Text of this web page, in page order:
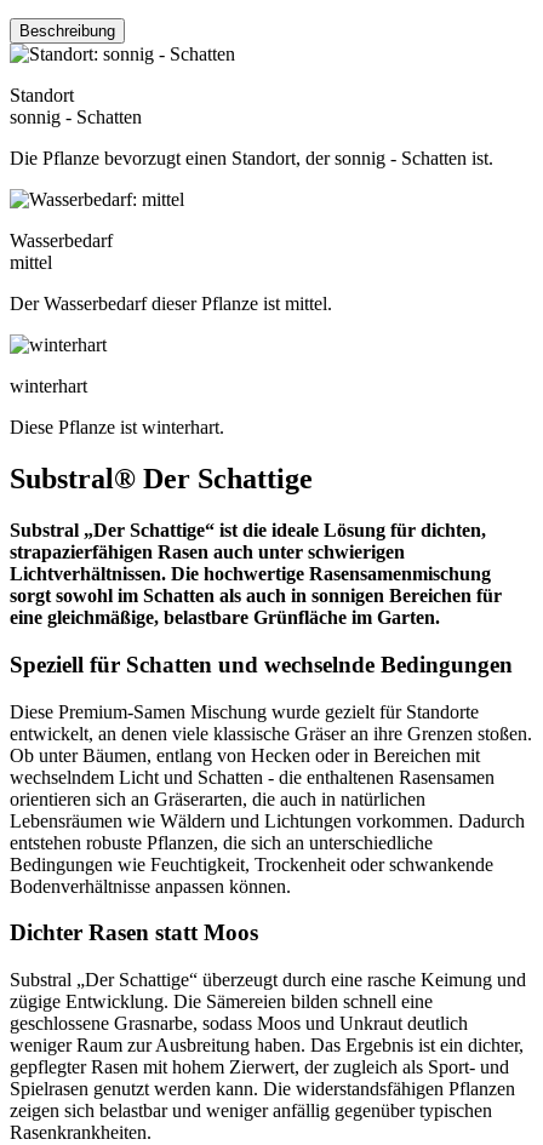
Beschreibung
Standort
sonnig - Schatten
Die Pflanze bevorzugt einen Standort, der sonnig - Schatten ist.
Wasserbedarf
mittel
Der Wasserbedarf dieser Pflanze ist mittel.
winterhart
Diese Pflanze ist winterhart.
Substral® Der Schattige
Substral „Der Schattige“ ist die ideale Lösung für dichten,
strapazierfähigen Rasen auch unter schwierigen
Lichtverhältnissen. Die hochwertige Rasensamenmischung
sorgt sowohl im Schatten als auch in sonnigen Bereichen für
eine gleichmäßige, belastbare Grünfläche im Garten.
Speziell für Schatten und wechselnde Bedingungen
Diese Premium-Samen Mischung wurde gezielt für Standorte
entwickelt, an denen viele klassische Gräser an ihre Grenzen stoßen.
Ob unter Bäumen, entlang von Hecken oder in Bereichen mit
wechselndem Licht und Schatten - die enthaltenen Rasensamen
orientieren sich an Gräserarten, die auch in natürlichen
Lebensräumen wie Wäldern und Lichtungen vorkommen. Dadurch
entstehen robuste Pflanzen, die sich an unterschiedliche
Bedingungen wie Feuchtigkeit, Trockenheit oder schwankende
Bodenverhältnisse anpassen können.
Dichter Rasen statt Moos
Substral „Der Schattige“ überzeugt durch eine rasche Keimung und
zügige Entwicklung. Die Sämereien bilden schnell eine
geschlossene Grasnarbe, sodass Moos und Unkraut deutlich
weniger Raum zur Ausbreitung haben. Das Ergebnis ist ein dichter,
gepflegter Rasen mit hohem Zierwert, der zugleich als Sport- und
Spielrasen genutzt werden kann. Die widerstandsfähigen Pflanzen
zeigen sich belastbar und weniger anfällig gegenüber typischen
Rasenkrankheiten.